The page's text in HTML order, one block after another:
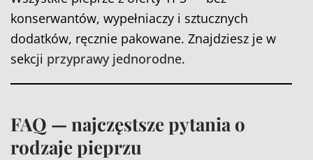
konserwantów, wypełniaczy i sztucznych
dodatków, ręcznie pakowane. Znajdziesz je w
sekcji przyprawy jednorodne.
FAQ — najczęstsze pytania o
rodzaje pieprzu